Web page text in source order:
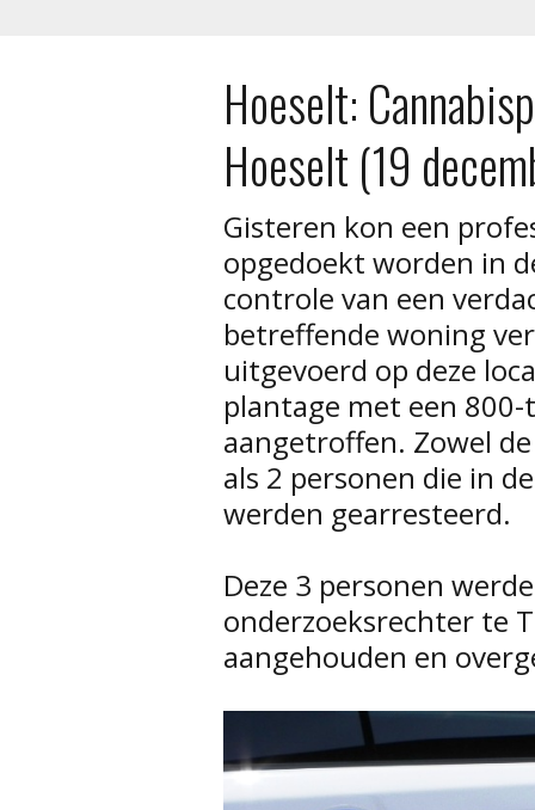
Hoeselt:
Hoeselt (19
Gisteren kon een
opgedoekt worden in
controle van een
betreffende woning
uitgevoerd op deze
plantage met een
aangetroffen. Zowel
als 2 personen die in
werden gearresteerd.
Deze 3 personen
onderzoeksrechter te
aangehouden en